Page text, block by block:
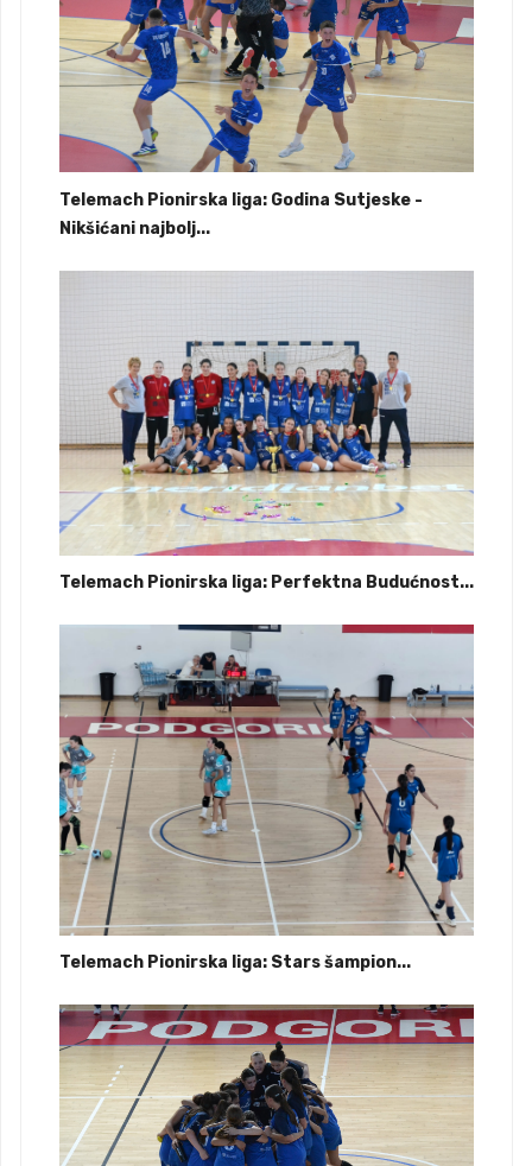
Telemach Pionirska liga: Godina Sutjeske -
Nikšićani najbolj...
Telemach Pionirska liga: Perfektna Budućnost...
Telemach Pionirska liga: Stars šampion...